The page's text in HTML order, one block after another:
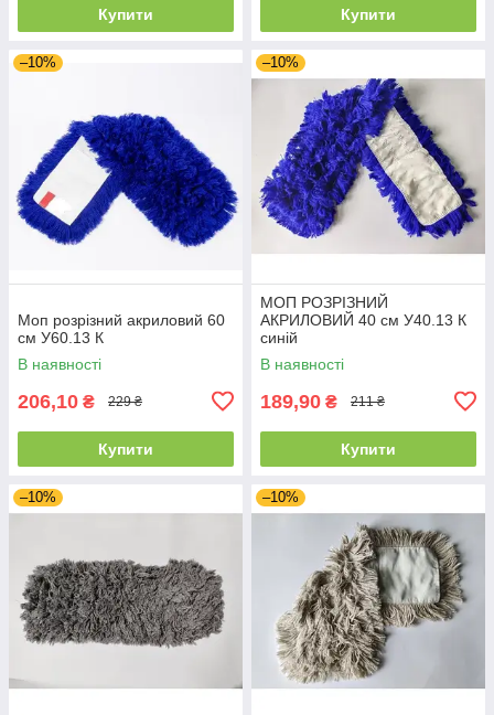
Купити Купити
–10%
Моп розрізний акриловий 60
см У60.13 К
В наявності
206,10 ₴ 229 ₴
Купити
–10%
МОП РОЗРІЗНИЙ
АКРИЛОВИЙ 40 см У40.13 К
синій
В наявності
189,90 ₴ 211 ₴
Купити
–10% –10%